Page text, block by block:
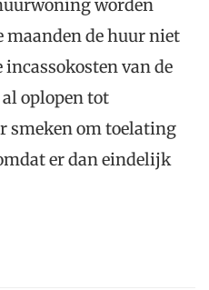
worden
maanden de huur niet
van de
oplopen tot
smeken om toelating
er dan eindelijk